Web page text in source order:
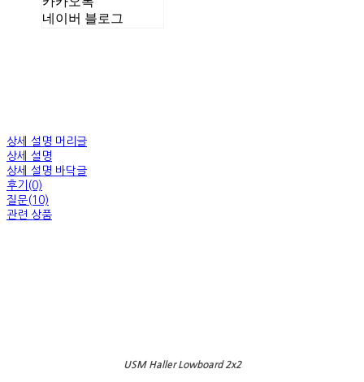
네이버 블로그
상세 설명 머리글
상세 설명
상세 설명 바닥글
후기(0)
질문(10)
관련 상품
USM Haller Lowboard 2x2